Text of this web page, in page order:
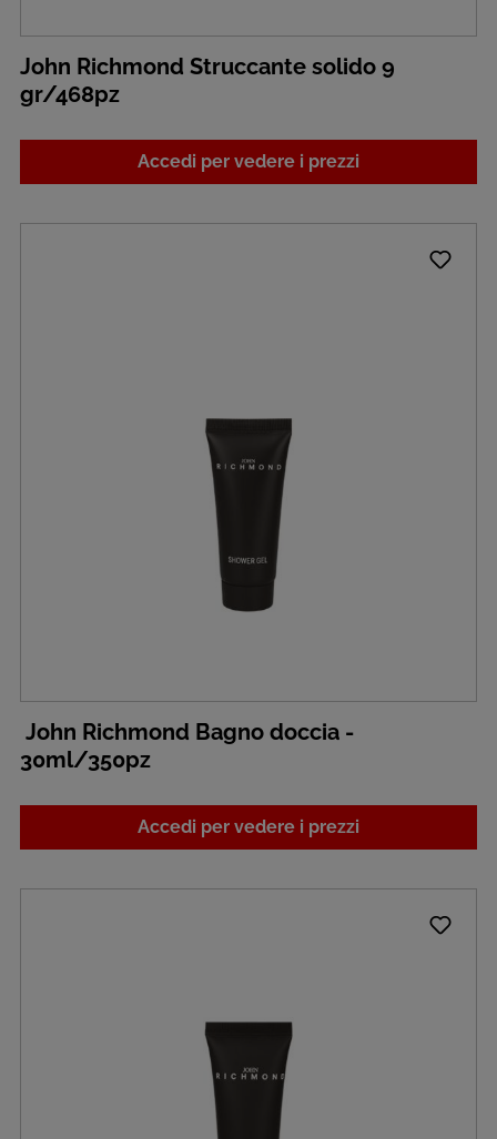
John Richmond Struccante solido 9
gr/468pz
Accedi per vedere i prezzi
John Richmond Bagno doccia -
30ml/350pz
Accedi per vedere i prezzi